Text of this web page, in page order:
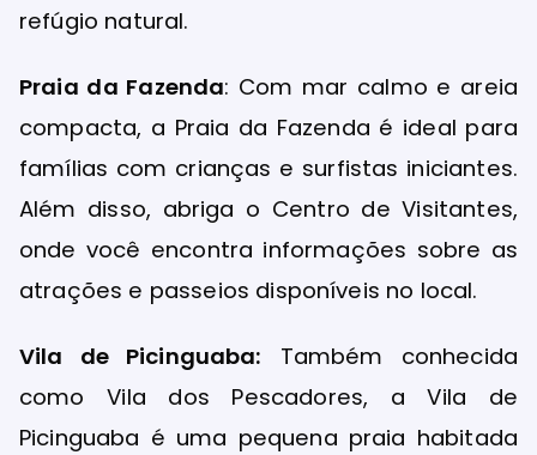
refúgio natural.
Praia da Fazenda: Com mar calmo e areia
compacta, a Praia da Fazenda é ideal para
famílias com crianças e surfistas iniciantes.
Além disso, abriga o Centro de Visitantes,
onde você encontra informações sobre as
atrações e passeios disponíveis no local.
Vila de Picinguaba: Também conhecida
como Vila dos Pescadores, a Vila de
Picinguaba é uma pequena praia habitada